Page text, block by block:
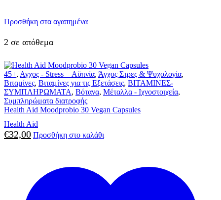
Προσθήκη στα αγαπημένα
2 σε απόθεμα
45+, Αγχος - Stress – Αϋπνία, Άγχος Στρες & Ψυχολογία,
Βιταμίνες, Βιταμίνες για τις Εξετάσεις, ΒΙΤΑΜΙΝΕΣ-
ΣΥΜΠΛΗΡΩΜΑΤΑ, Βότανα, Μέταλλα - Ιχνοστοιχεία,
Συμπληρώματα διατροφής
Health Aid Moodprobio 30 Vegan Capsules
Health Aid
€32,00 Προσθήκη στο καλάθι